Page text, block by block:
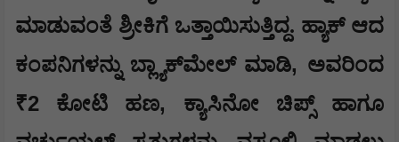
ಮಾಡುವಂತೆ ಶ್ರೀಕಿಗೆ ಒತ್ತಾಯಿಸುತ್ತಿದ್ದ. ಹ್ಯಾಕ್ ಆದ
ಕಂಪನಿಗಳನ್ನು ಬ್ಲ್ಯಾಕ್‌ಮೇಲ್ ಮಾಡಿ, ಅವರಿಂದ
₹2 ಕೋಟಿ ಹಣ, ಕ್ಯಾಸಿನೋ ಚಿಪ್ಸ್ ಹಾಗೂ